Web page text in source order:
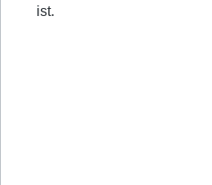
ist.